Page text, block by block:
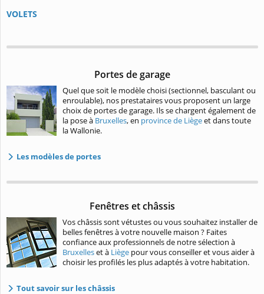
VOLETS
Portes de garage
Quel que soit le modèle choisi (sectionnel, basculant ou
enroulable), nos prestataires vous proposent un large
choix de portes de garage. Ils se chargent également de
la pose à Bruxelles, en province de Liègeet dans toute
la Wallonie.
Les modèles de portes
Fenêtres et châssis
Vos châssis sont vétustes ou vous souhaitez installer de
belles fenêtres à votre nouvelle maison ? Faites
confiance aux professionnels de notre sélection à
Bruxelleset à Liège pour vous conseiller et vous aider à
choisir les profilés les plus adaptés à votre habitation.
Tout savoir sur les châssis